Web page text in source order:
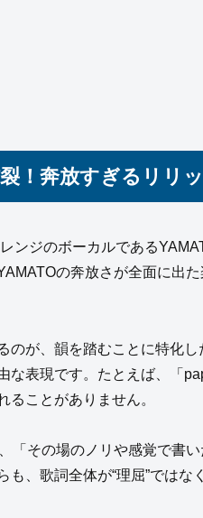
！奔放すぎるリリ
ンジのボーカルである
の奔放さが全面に出
のが、韻を踏むことに特化
な表現です。たとえば、「
ることがありません。
「その場のノリや感覚で書
、歌詞全体が“理屈”ではな